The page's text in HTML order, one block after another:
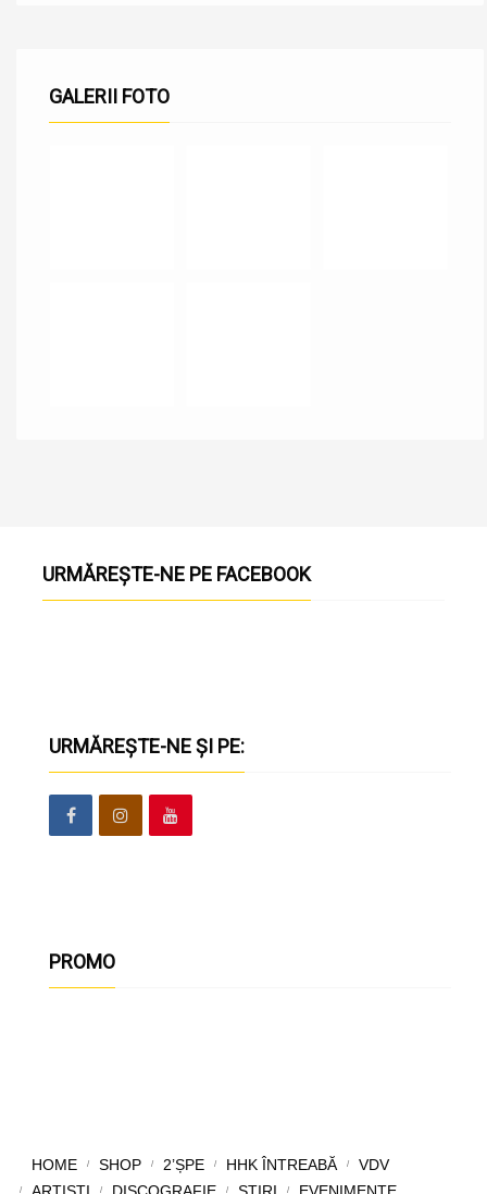
GALERII FOTO
URMĂREȘTE-NE PE FACEBOOK
URMĂREȘTE-NE ȘI PE:
PROMO
HOME SHOP 2’ȘPE HHK ÎNTREABĂ
VDV
ARTIȘTI
DISCOGRAFIE ȘTIRI EVENIMENTE